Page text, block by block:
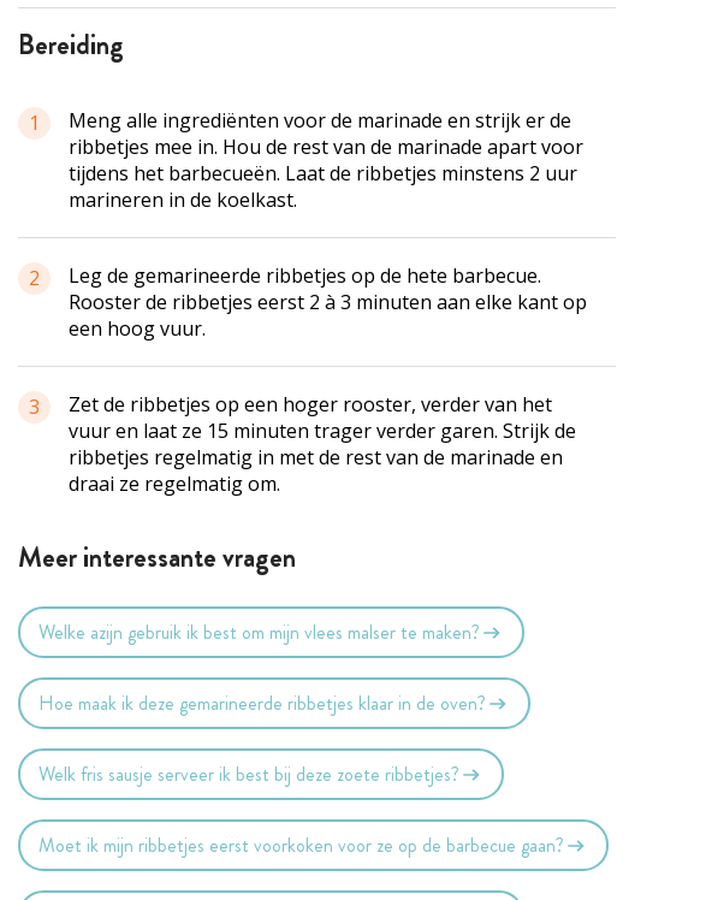
bereiding
1
Meng alle ingrediënten voor de marinade en strijk er de
ribbetjes mee in. Hou de rest van de marinade apart voor
tijdens het barbecueën. Laat de ribbetjes minstens 2 uur
marineren in de koelkast.
2
Leg de gemarineerde ribbetjes op de hete barbecue.
Rooster de ribbetjes eerst 2 à 3 minuten aan elke kant op
een hoog vuur.
3
Zet de ribbetjes op een hoger rooster, verder van het
vuur en laat ze 15 minuten trager verder garen. Strijk de
ribbetjes regelmatig in met de rest van de marinade en
draai ze regelmatig om.
Meer interessante vragen
Welke azijn gebruik ik best om mijn vlees malser te maken?
Hoe maak ik deze gemarineerde ribbetjes klaar in de oven?
Welk fris sausje serveer ik best bij deze zoete ribbetjes?
Moet ik mijn ribbetjes eerst voorkoken voor ze op de barbecue gaan?